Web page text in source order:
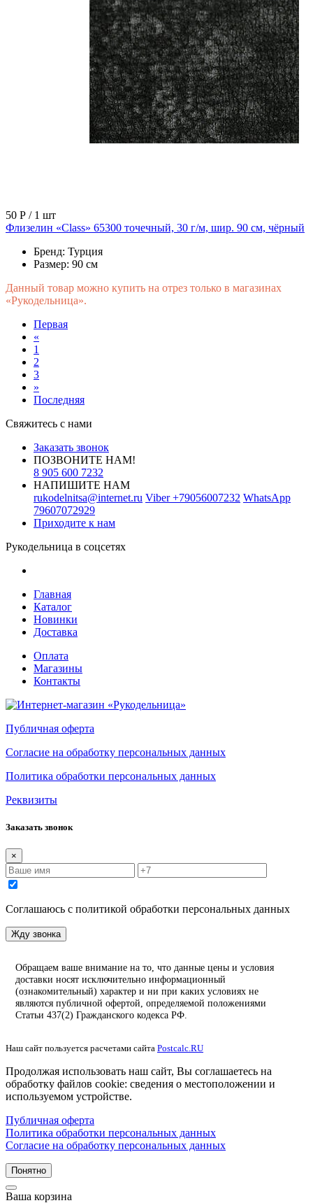
50 Р / 1 шт
Флизелин «Class» 65300 точечный, 30 г/м, шир. 90 см, чёрный
Бренд: Турция
Размер: 90 см
Данный товар можно купить на отрез только в магазинах
«Рукодельница».
Первая
«
1
2
3
»
Последняя
Свяжитесь с нами
Заказать звонок
ПОЗВОНИТЕ НАМ!
8 905 600 7232
НАПИШИТЕ НАМ
rukodelnitsa@internet.ru Viber+79056007232 WhatsApp
79607072929
Приходите к нам
Рукодельница в соцсетях
Главная
Каталог
Новинки
Доставка
Оплата
Магазины
Контакты
Публичная оферта
Согласие на обработку персональных данных
Политика обработки персональных данных
Реквизиты
Заказать звонок
×
Соглашаюсь с политикой обработки персональных данных
Жду звонка
Обращаем ваше внимание на то, что данные цены и условия
доставки носят исключительно информационный
(ознакомительный) характер и ни при каких условиях не
являются публичной офертой, определяемой положениями
Статьи 437(2) Гражданского кодекса РФ.
Наш сайт пользуется расчетами сайта Postcalc.RU
Продолжая использовать наш сайт, Вы соглашаетесь на
обработку файлов cookie: сведения о местоположении и
используемом устройстве.
Публичная оферта
Политика обработки персональных данных
Согласие на обработку персональных данных
Понятно
Ваша корзина